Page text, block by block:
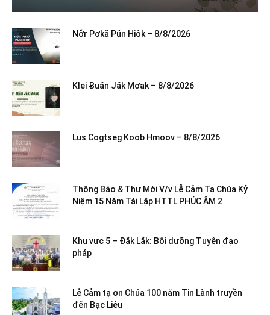
Nơ̆r Pơkă Pŭn Hiôk – 8/8/2026
Klei Ƀuăn Jăk Mơak – 8/8/2026
Lus Cogtseg Koob Hmoov – 8/8/2026
Thông Báo & Thư Mời V/v Lễ Cảm Tạ Chúa Kỷ
Niệm 15 Năm Tái Lập HTTL PHÚC ÂM 2
Khu vực 5 – Đắk Lắk: Bồi dưỡng Tuyên đạo
pháp
Lễ Cảm tạ ơn Chúa 100 năm Tin Lành truyền
đến Bạc Liêu